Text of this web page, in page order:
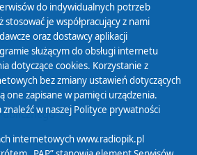
do indywidualnych potrzeb
je współpracujący z nami
oraz dostawcy aplikacji
służącym do obsługi internetu
dotyczące cookies. Korzystanie z
bez zmiany ustawień dotyczących
one zapisane w pamięci urządzenia.
w naszej Polityce prywatności
internetowych www.radiopik.pl